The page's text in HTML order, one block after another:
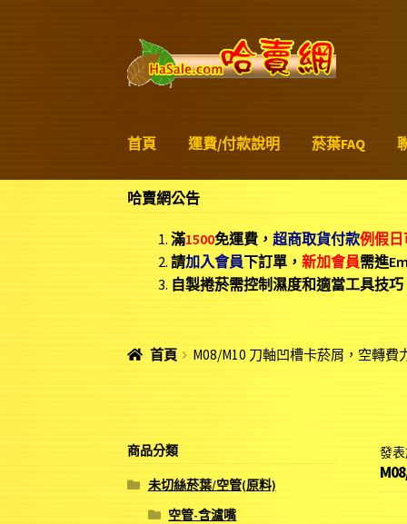
略
過
跳
至
首頁
運費/付款說明 菸葉FAQ
哈賣網公告
滿1500免運費，超商取貨付款例假
請加入會員下訂單，新加會員需進
自製捲菸需控制濕度和適當工具技
首頁 M08/M10 刀軸凹槽卡菸屑，空轉費
發
商品分類
未切絲菸葉/空管(原料)
空管-含濾嘴